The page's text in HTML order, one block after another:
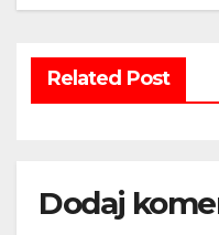
Related Post
Dodaj